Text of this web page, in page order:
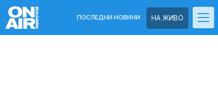
НА ЖИВО
ПОСЛЕДНИ НОВИНИ